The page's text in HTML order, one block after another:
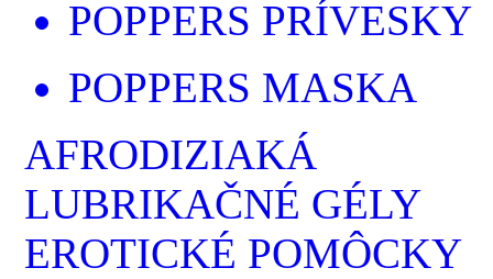
POPPERS PRÍVESKY
POPPERS MASKA
AFRODIZIAKÁ
LUBRIKAČNÉ GÉLY
EROTICKÉ POMÔCKY